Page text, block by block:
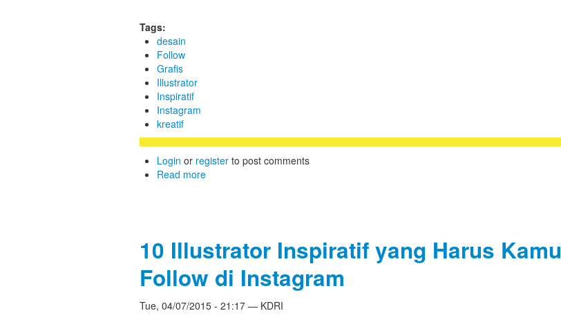
Tags:
desain
Follow
Grafis
Illustrator
Inspiratif
Instagram
kreatif
Login or register to post comments
Read more
10 Illustrator Inspiratif yang Harus Kamu
Follow di Instagram
Tue, 04/07/2015 - 21:17 — KDRI